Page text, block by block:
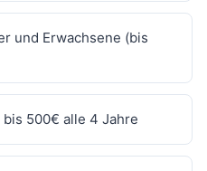
und Erwachsene (bis
500€ alle 4 Jahre